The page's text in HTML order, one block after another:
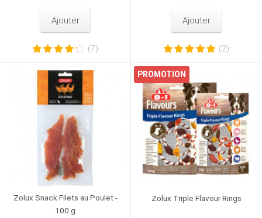
Ajouter
(7)
Ajouter
(2)
Zolux Snack Filets au Poulet -
100 g
PROMOTION
Zolux Triple Flavour Rings